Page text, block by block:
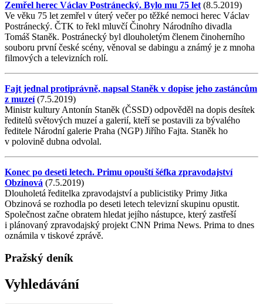
Zemřel herec Václav Postránecký. Bylo mu 75 let (8.5.2019)
Ve věku 75 let zemřel v úterý večer po těžké nemoci herec Václav
Postránecký. ČTK to řekl mluvčí Činohry Národního divadla
Tomáš Staněk. Postránecký byl dlouholetým členem činoherního
souboru první české scény, věnoval se dabingu a známý je z mnoha
filmových a televizních rolí.
Fajt jednal protiprávně, napsal Staněk v dopise jeho zastáncům
z muzeí(7.5.2019)
Ministr kultury Antonín Staněk (ČSSD) odpověděl na dopis desítek
ředitelů světových muzeí a galerií, kteří se postavili za bývalého
ředitele Národní galerie Praha (NGP) Jiřího Fajta. Staněk ho
v polovině dubna odvolal.
Konec po deseti letech. Primu opouští šéfka zpravodajství
Obzinová (7.5.2019)
Dlouholetá ředitelka zpravodajství a publicistiky Primy Jitka
Obzinová se rozhodla po deseti letech televizní skupinu opustit.
Společnost začne obratem hledat jejího nástupce, který zastřeší
i plánovaný zpravodajský projekt CNN Prima News. Prima to dnes
oznámila v tiskové zprávě.
Pražský deník
Vyhledávání